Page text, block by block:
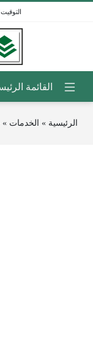
الرئيسية » الخدمات »